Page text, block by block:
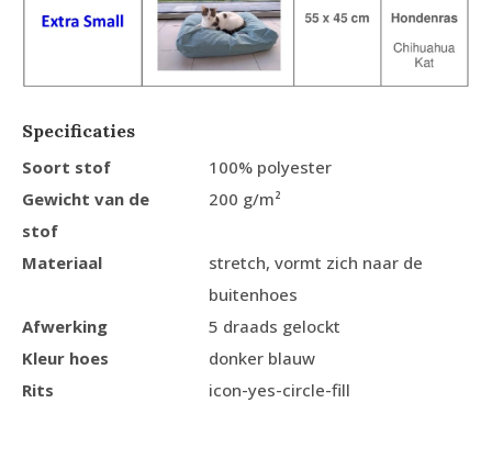
Specificaties
Soort stof
100% polyester
Gewicht van de
stof
200 g/m²
Materiaal
stretch, vormt zich naar de
buitenhoes
Afwerking
5 draads gelockt
Kleur hoes
donker blauw
Rits
icon-yes-circle-fill